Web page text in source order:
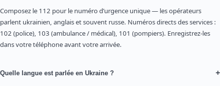
Composez le 112 pour le numéro d’urgence unique — les opérateurs
parlent ukrainien, anglais et souvent russe. Numéros directs des services :
102 (police), 103 (ambulance / médical), 101 (pompiers). Enregistrez-les
dans votre téléphone avant votre arrivée.
Quelle langue est parlée en Ukraine ? +